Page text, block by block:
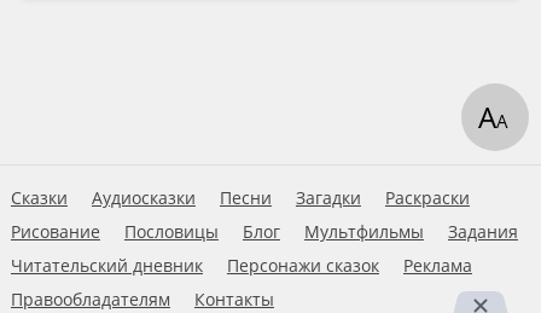
Сказки Аудиосказки Песни Загадки
Раскраски
Рисование
Пословицы Блог Мультфильмы
Задания
Читательский дневник
Персонажи сказок
Реклама
Правообладателям
Контакты
АА